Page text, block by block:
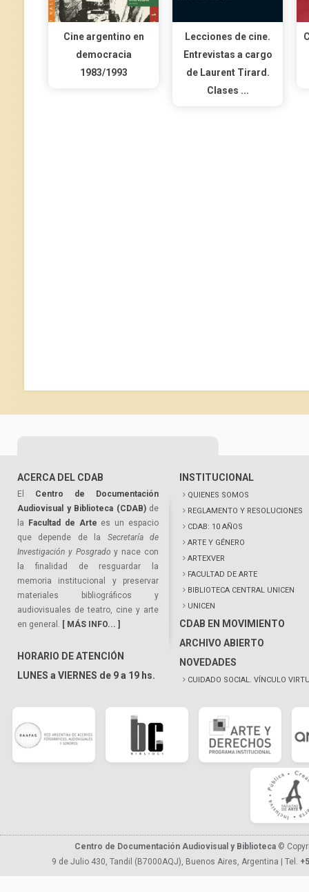
Cine argentino en
democracia
1983/1993
Lecciones de cine.
Entrevistas a cargo
de Laurent Tirard.
Clases ...
ACERCA DEL CDAB
El Centro de Documentación
Audiovisual y Biblioteca (CDAB)de
la
Facultad de Arte es un espacio
que depende de la Secretaría de
Investigación y Posgrado y nace con
la finalidad de resguardar la
memoria institucional y preservar
materiales bibliográficos y
audiovisuales de teatro, cine y arte
en general. [ MÁS INFO... ]
HORARIO DE ATENCIÓN
LUNES a VIERNES de 9 a 19 hs.
INSTITUCIONAL
QUIENES SOMOS
REGLAMENTO Y RESOLUCIONES
CDAB: 10 AÑOS
ARTE Y GÉNERO
ARTEXVER
FACULTAD DE ARTE
BIBLIOTECA CENTRAL UNICEN
UNICEN
CDAB EN MOVIMIENTO
ARCHIVO ABIERTO
NOVEDADES
CUIDADO SOCIAL. VÍNCULO
Centro de Documentación Audiovisual y Biblioteca ©
9 de Julio 430, Tandil (B7000AQJ), Buenos Aires, Argentina | Tel.